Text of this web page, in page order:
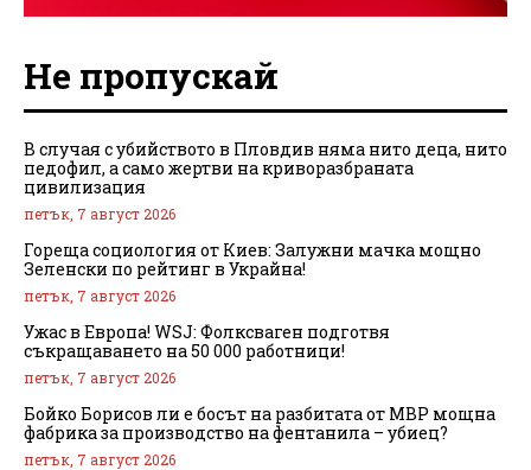
Не пропускай
В случая с убийството в Пловдив няма нито деца, нито
педофил, а само жертви на криворазбраната
цивилизация
петък, 7 август 2026
Гореща социология от Киев: Залужни мачка мощно
Зеленски по рейтинг в Украйна!
петък, 7 август 2026
Ужас в Европа! WSJ: Фолксваген подготвя
съкращаването на 50 000 работници!
петък, 7 август 2026
Бойко Борисов ли е босът на разбитата от МВР мощна
фабрика за производство на фентанила – убиец?
петък, 7 август 2026